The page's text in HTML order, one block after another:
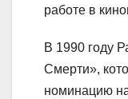
работе в
В 1990 году
Смерти»,
номинацию